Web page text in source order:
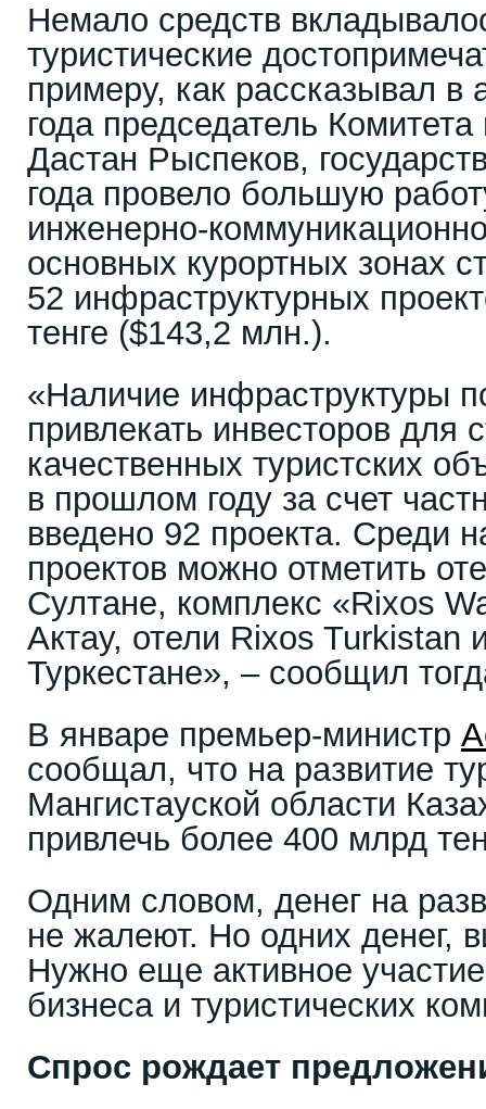
Немало средств
туристические
примеру, как рассказывал в
года председатель
Дастан Рыспеков,
года провело большую
инженерно-
основных курортных зонах
52 инфраструктурных
тенге ($143,2 млн.).
«Наличие инфраструктуры
привлекать инвесторов для
качественных туристских
в прошлом году за счет
введено 92 проекта. Среди
проектов можно отметить
Султане, комплекс «Rixos
Актау, отели Rixos Turkistan
Туркестане», – сообщил
В январе премьер-министр
сообщал, что на развитие
Мангистауской области
привлечь более 400 млрд
Одним словом, денег на
не жалеют. Но одних денег,
Нужно еще активное
бизнеса и туристических
Спрос рождает